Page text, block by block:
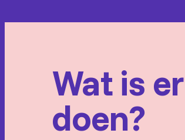
Wat is
doen?